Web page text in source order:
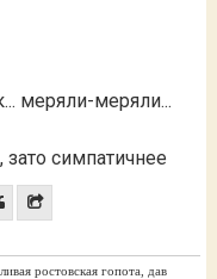
меряли-меряли...
симпатичнее
ростовская гопота, дав